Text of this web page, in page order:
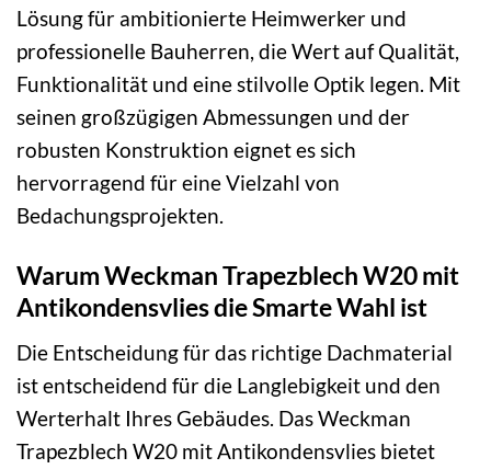
Lösung für ambitionierte Heimwerker und
professionelle Bauherren, die Wert auf Qualität,
Funktionalität und eine stilvolle Optik legen. Mit
seinen großzügigen Abmessungen und der
robusten Konstruktion eignet es sich
hervorragend für eine Vielzahl von
Bedachungsprojekten.
Warum Weckman Trapezblech W20 mit
Antikondensvlies die Smarte Wahl ist
Die Entscheidung für das richtige Dachmaterial
ist entscheidend für die Langlebigkeit und den
Werterhalt Ihres Gebäudes. Das Weckman
Trapezblech W20 mit Antikondensvlies bietet